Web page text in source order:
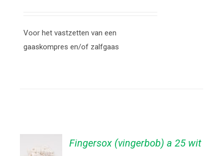
DETAILS
Voor het vastzetten van een
gaaskompres en/of zalfgaas
Fingersox (vingerbob) a 25 wit